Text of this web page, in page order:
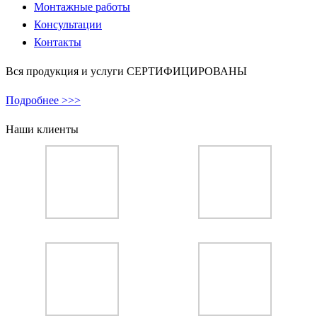
Монтажные работы
Консультации
Контакты
Вся продукция и услуги СЕРТИФИЦИРОВАНЫ
Подробнее >>>
Наши клиенты